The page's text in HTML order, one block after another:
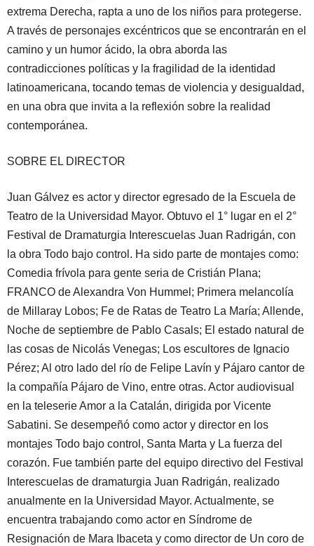
extrema Derecha, rapta a uno de los niños para protegerse.
A través de personajes excéntricos que se encontrarán en el
camino y un humor ácido, la obra aborda las
contradicciones políticas y la fragilidad de la identidad
latinoamericana, tocando temas de violencia y desigualdad,
en una obra que invita a la reflexión sobre la realidad
contemporánea.
SOBRE EL DIRECTOR
Juan Gálvez es actor y director egresado de la Escuela de
Teatro de la Universidad Mayor. Obtuvo el 1° lugar en el 2°
Festival de Dramaturgia Interescuelas Juan Radrigán, con
la obra Todo bajo control. Ha sido parte de montajes como:
Comedia frívola para gente seria de Cristián Plana;
FRANCO de Alexandra Von Hummel; Primera melancolía
de Millaray Lobos; Fe de Ratas de Teatro La María; Allende,
Noche de septiembre de Pablo Casals; El estado natural de
las cosas de Nicolás Venegas; Los escultores de Ignacio
Pérez; Al otro lado del río de Felipe Lavín y Pájaro cantor de
la compañía Pájaro de Vino, entre otras. Actor audiovisual
en la teleserie Amor a la Catalán, dirigida por Vicente
Sabatini. Se desempeñó como actor y director en los
montajes Todo bajo control, Santa Marta y La fuerza del
corazón. Fue también parte del equipo directivo del Festival
Interescuelas de dramaturgia Juan Radrigán, realizado
anualmente en la Universidad Mayor. Actualmente, se
encuentra trabajando como actor en Síndrome de
Resignación de Mara Ibaceta y como director de Un coro de